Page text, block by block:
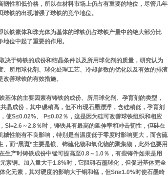
性和低价格，所以在材料市场上仍占有重要的地位，尽管几年
铁的出现增强了球铁的竞争地位。
铁素体和珠光体为基体的球铁仍占球铁产量中的绝大部分比
位中起了重要的作用。
于铸铁的成份和结晶条件以及所用球化剂的质量，研究认为
所用球化剂、球化处理工艺、冷却参数的优化以及有效的排渣
善球铁的有效措施。
体的主要因素有铸铁的成份、所用球化剂、孕育剂的类型，
晶成份，其中碳稍高，但不出现石墨漂浮，含硅稍低，孕育剂
使S≤0.02%、 P≤0.02％，这是因为硅可改善球铁组织和相应
～2.8％时，铸铁具有最高的延伸率和冲击韧性，但硅在
性能有不良影响，特别是当温度低于零度时影响更大，而含硫
而“黑斑”主要是镁、铈硫化物和氧化物的聚集物，此外也要用
产时铸铁成份中锰可提高至0.8～1.0％，有些铸件如果是用
素铜。加入量大于1.8%时，它阻碍石墨球化，但促进基体完全
化元素，其对硬度的影响大于铜和锰，但Sn≥1.0%时使石墨畸